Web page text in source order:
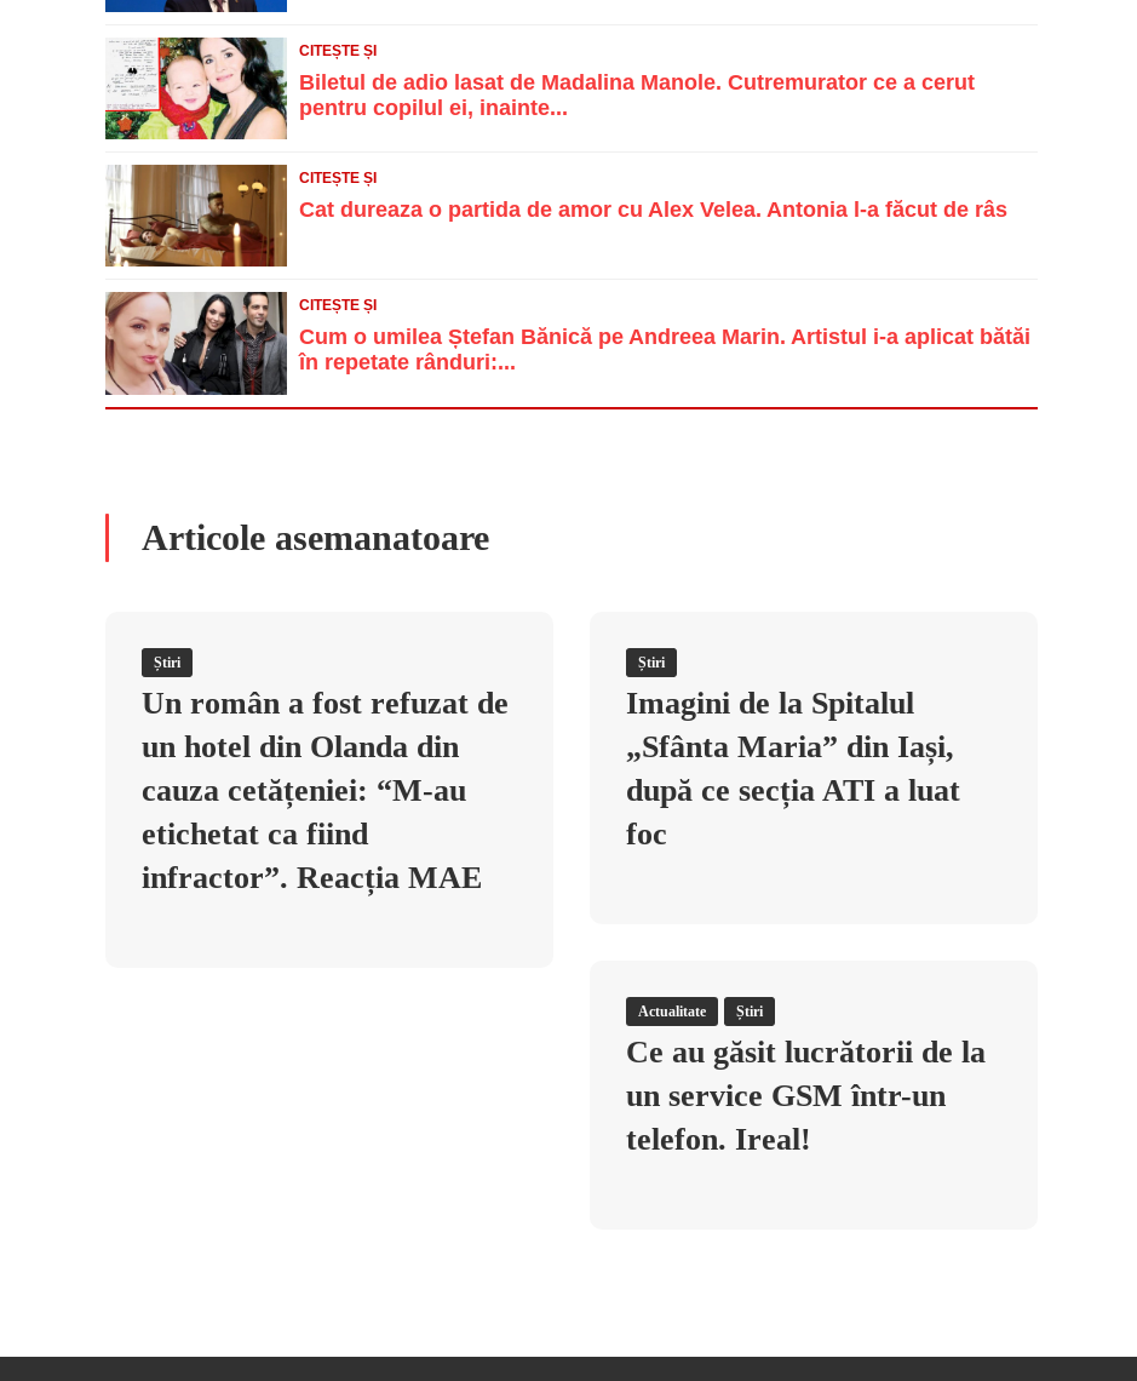
CITEȘTE ȘI
Biletul de adio lasat de Madalina Manole. Cutremurator ce a cerut
pentru copilul ei, inainte...
CITEȘTE ȘI
Cat dureaza o partida de amor cu Alex Velea. Antonia l-a făcut de râs
CITEȘTE ȘI
Cum o umilea Ștefan Bănică pe Andreea Marin. Artistul i-a aplicat bătăi
în repetate rânduri:...
Articole asemanatoare
Știri
Un român a fost refuzat de
un hotel din Olanda din
cauza cetățeniei: “M-au
etichetat ca fiind
infractor”. Reacția MAE
Știri
Imagini de la Spitalul
„Sfânta Maria” din Iași,
după ce secția ATI a luat
foc
Actualitate Știri
Ce au găsit lucrătorii de la
un service GSM într-un
telefon. Ireal!